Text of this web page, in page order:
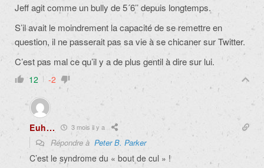
Jeff agit comme un bully de 5´6’’ depuis longtemps.
S’il avait le moindrement la capacité de se remettre en
question, il ne passerait pas sa vie à se chicaner sur Twitter.
C’est pas mal ce qu’il y a de plus gentil à dire sur lui.
12 -2
Euh... 3 mois il y a
Répondre à Peter B. Parker
C’est le syndrome du « bout de cul » !